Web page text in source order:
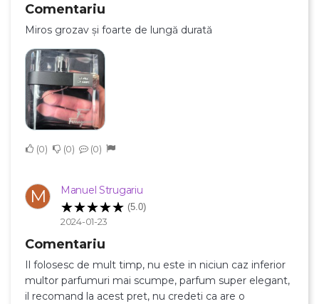
Comentariu
Miros grozav și foarte de lungă durată
0 0 0
M Manuel Strugariu
(5.0)
2024-01-23
Comentariu
Il folosesc de mult timp, nu este in niciun caz inferior
multor parfumuri mai scumpe, parfum super elegant,
il recomand la acest pret, nu credeti ca are o